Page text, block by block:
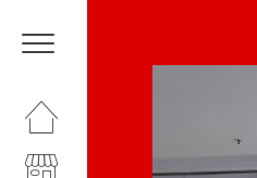
IL NOSTRO CENTRO